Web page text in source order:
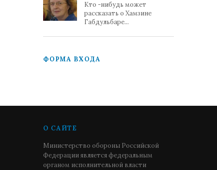
Кто -нибудь может
рассказать о Хамзине
Габдульбаре...
ФОРМА ВХОДА
О САЙТЕ
Министерство обороны Российской
Федерации является федеральным
органом исполнительной власти